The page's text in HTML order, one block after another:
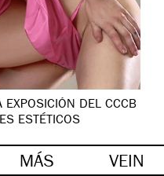
EXPOSICIÓN DEL CCCB
ESTÉTICOS
MÁS VEIN